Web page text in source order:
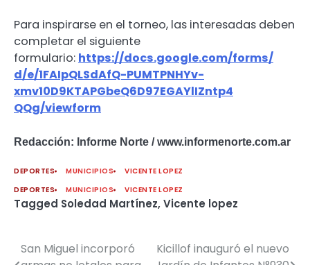
Para inspirarse en el torneo, las interesadas deben
completar el siguiente
formulario: https://docs.google.com/forms/
d/e/1FAIpQLSdAfQ-PUMTPNHYv-
xmv10D9KTAPGbeQ6D97EGAYlIZntp4
QQg/viewform
Redacción: Informe Norte / www.informenorte.com.ar
DEPORTES MUNICIPIOS
VICENTE LOPEZ
DEPORTES
MUNICIPIOS VICENTE LOPEZ
Tagged Soledad Martínez, Vicente lopez
Navegación
San Miguel incorporó
Kicillof inauguró el nuevo